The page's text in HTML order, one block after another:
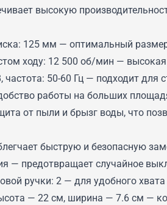
высокую
125 мм — оптимальный
ходу: 12 500 об/мин —
50-60 Гц — подходит для
работы на больших
от пыли и брызг воды, что
быструю и безопасную
— предотвращает случайное
ручки: 2 — для удобного
— 22 см, ширина — 7.6 см —